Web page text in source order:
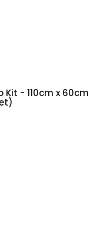
- 110cm x 60cm